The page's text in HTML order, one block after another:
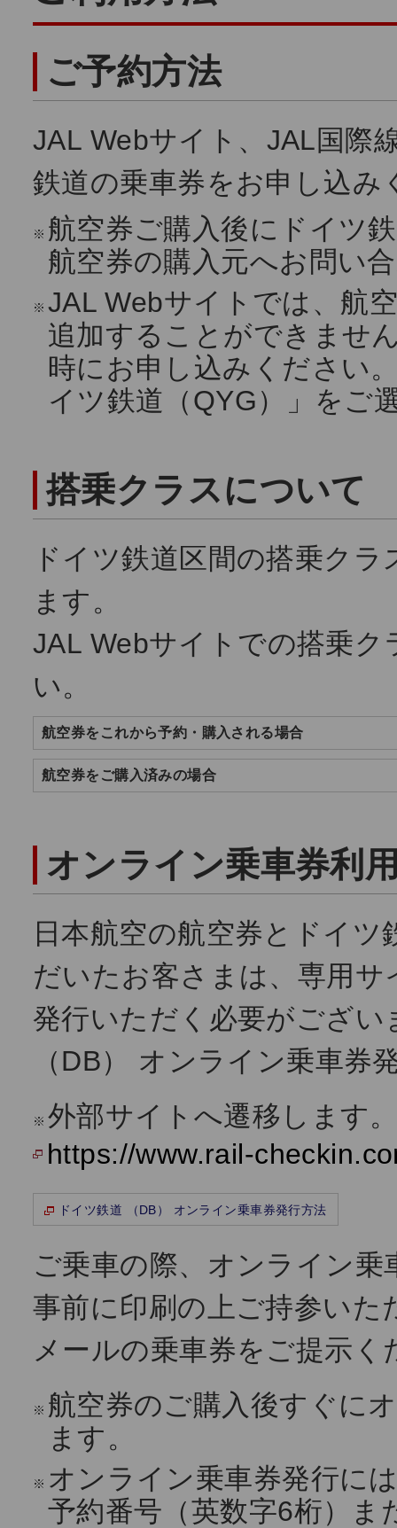
ご予約方法
JAL Webサイト、JAL国際
鉄道の乗車券をお申し込み
※ 航空券ご購入後にドイツ
航空券の購入元へお問い
※ JAL Webサイトでは、航
追加することができませ
時にお申し込みください
イツ鉄道（QYG）」をご
搭乗クラスについて
ドイツ鉄道区間の搭乗ク
ます。
JAL Webサイトでの搭乗
い。
航空券をこれから予約・購入される場合
航空券をご購入済みの場合
オンライン乗車券利
日本航空の航空券とドイ
だいたお客さまは、専用
発行いただく必要がござ
（DB） オンライン乗車券
※ 外部サイトへ遷移します
https://www.rail-
ドイツ鉄道 （DB） オンライン乗車券発行方法
ご乗車の際、オンライン
事前に印刷の上ご持参いた
メールの乗車券をご提示く
※ 航空券のご購入後すぐに
ます。
※ オンライン乗車券発行に
予約番号（英数字6桁）